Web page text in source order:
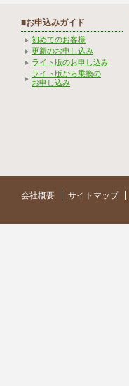
■お申込みガイド
初めてのお客様
更新のお申し込み
ライト版のお申し込み
ライト版から乗換の
お申し込み
会社概要 サイトマップ